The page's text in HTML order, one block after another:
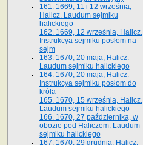
161. 1669, 11 i 12 września,
Halicz. Laudum sejmiku
halickiego
162. 1669, 12 września, Halicz.
Instrukcya sejmiku posłom na
sejm
163. 1670, 20 maja, Halicz.
Laudum sejmiku halickiego
164. 1670, 20 maja, Halicz.
Instrukcya sejmiku posłom do
króla
165. 1670, 15 września, Halicz.
Laudum sejmiku halickiego
166. 1670, 27 października, w
obozie pod Haliczem. Laudum
sejmiku halickiego
167. 1670, 29 grudnia, Halicz.